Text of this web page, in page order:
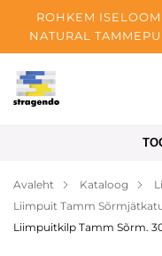
ROHKEM
NATURAL
Tallinn
Makse
Meist
Avaleht Kataloog
Liimpuit Tamm
Liimpuitkilp Tamm Sõrm.